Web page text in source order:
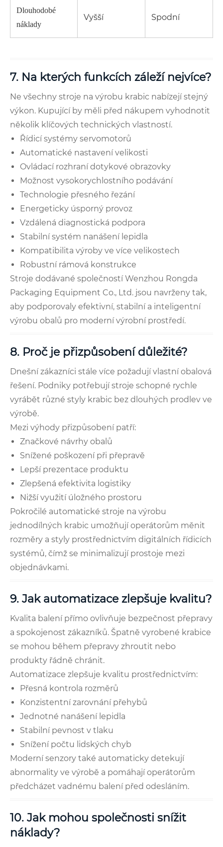
Dlouhodobé
náklady
Vyšší Spodní
7. Na kterých funkcích záleží nejvíce?
Ne všechny stroje na výrobu krabic nabízejí stejný
výkon. Kupující by měli před nákupem vyhodnotit
několik klíčových technických vlastností.
Řídicí systémy servomotorů
Automatické nastavení velikosti
Ovládací rozhraní dotykové obrazovky
Možnost vysokorychlostního podávání
Technologie přesného řezání
Energeticky úsporný provoz
Vzdálená diagnostická podpora
Stabilní systém nanášení lepidla
Kompatibilita výroby ve více velikostech
Robustní rámová konstrukce
Stroje dodávané společností Wenzhou Rongda
Packaging Equipment Co., Ltd. jsou navrženy tak,
aby podporovaly efektivní, stabilní a inteligentní
výrobu obalů pro moderní výrobní prostředí.
8. Proč je přizpůsobení důležité?
Dnešní zákazníci stále více požadují vlastní obalová
řešení. Podniky potřebují stroje schopné rychle
vyrábět různé styly krabic bez dlouhých prodlev ve
výrobě.
Mezi výhody přizpůsobení patří:
Značkové návrhy obalů
Snížené poškození při přepravě
Lepší prezentace produktu
Zlepšená efektivita logistiky
Nižší využití úložného prostoru
Pokročilé automatické stroje na výrobu
jednodílných krabic umožňují operátorům měnit
rozměry a styly prostřednictvím digitálních řídicích
systémů, čímž se minimalizují prostoje mezi
objednávkami.
9. Jak automatizace zlepšuje kvalitu?
Kvalita balení přímo ovlivňuje bezpečnost přepravy
a spokojenost zákazníků. Špatně vyrobené krabice
se mohou během přepravy zhroutit nebo
produkty řádně chránit.
Automatizace zlepšuje kvalitu prostřednictvím:
Přesná kontrola rozměrů
Konzistentní zarovnání přehybů
Jednotné nanášení lepidla
Stabilní pevnost v tlaku
Snížení počtu lidských chyb
Moderní senzory také automaticky detekují
abnormality ve výrobě a pomáhají operátorům
předcházet vadnému balení před odesláním.
10. Jak mohou společnosti snížit
náklady?